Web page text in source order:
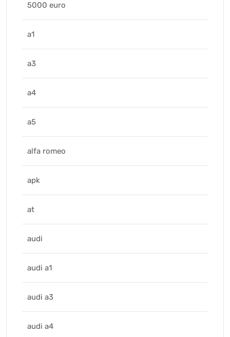
5000 euro
a1
a3
a4
a5
alfa romeo
apk
at
audi
audi a1
audi a3
audi a4